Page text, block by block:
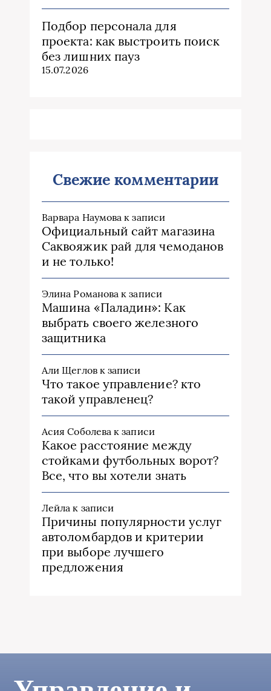
Подбор персонала для
проекта: как выстроить поиск
без лишних пауз
15.07.2026
Свежие комментарии
Варвара Наумова к записи
Официальный сайт магазина
Саквояжик рай для чемоданов
и не только!
Элина Романова к записи
Машина «Паладин»: Как
выбрать своего железного
защитника
Али Щегловк записи
Что такое управление? кто
такой управленец?
Асия Соболева к записи
Какое расстояние между
стойками футбольных ворот?
Все, что вы хотели знать
Лейла к записи
Причины популярности услуг
автоломбардов и критерии
при выборе лучшего
предложения